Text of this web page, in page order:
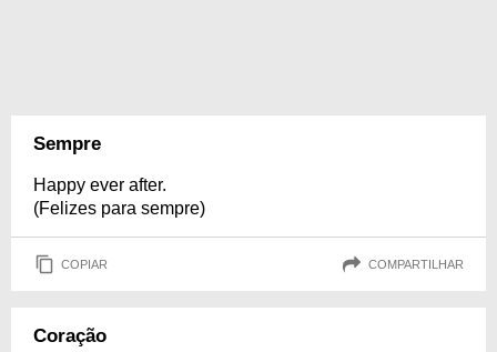
Sempre
Happy ever after.
(Felizes para sempre)
COPIAR COMPARTILHAR
Coração